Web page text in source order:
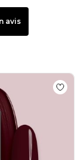
avis
Classic Red Add